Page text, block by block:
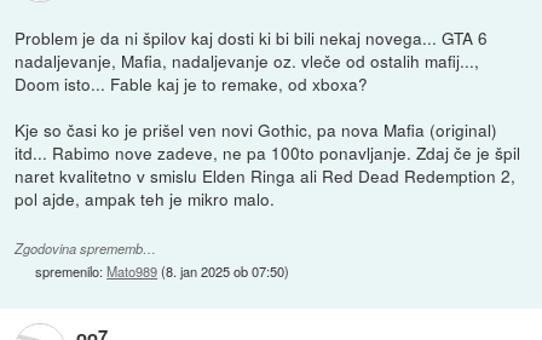
Problem je da ni špilov kaj dosti ki bi bili nekaj novega... GTA 6
nadaljevanje, Mafia, nadaljevanje oz. vleče od ostalih mafij...,
Doom isto... Fable kaj je to remake, od xboxa?
Kje so časi ko je prišel ven novi Gothic, pa nova Mafia (original)
itd... Rabimo nove zadeve, ne pa 100to ponavljanje. Zdaj če je špil
naret kvalitetno v smislu Elden Ringa ali Red Dead Redemption 2,
pol ajde, ampak teh je mikro malo.
Zgodovina sprememb…
spremenilo:Mato989(8. jan 2025 ob 07:50)